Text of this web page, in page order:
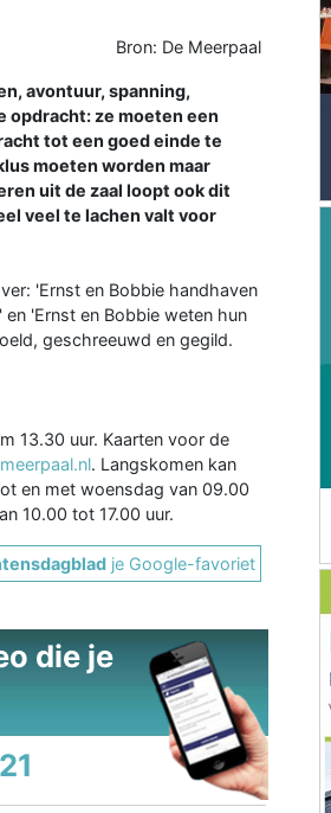
Bron: De Meerpaal
avontuur, spanning,
opdracht: ze moeten een
tot een goed einde te
moeten worden maar
uit de zaal loopt ook dit
veel te lachen valt voor
'Ernst en Bobbie handhaven
'Ernst en Bobbie weten hun
geschreeuwd en gegild.
13.30 uur. Kaarten voor de
. Langskomen kan
en met woensdag van 09.00
10.00 tot 17.00 uur.
je Google-favoriet
die je